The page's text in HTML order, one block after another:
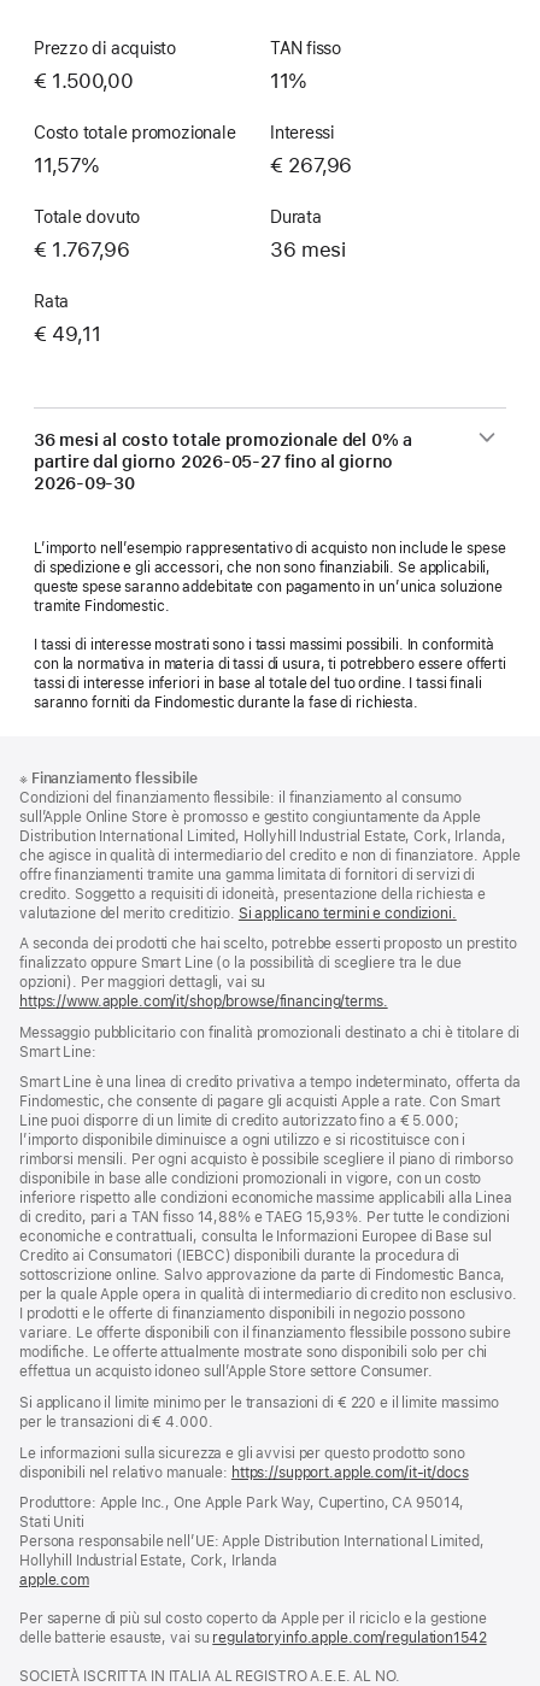
Prezzo di acquisto
€ 1.500,00
TAN fisso
11%
Costo totale promozionale
11,57%
Interessi
€ 267,96
Totale dovuto
€ 1.767,96
Durata
36 mesi
Rata
€ 49,11
36 mesi al costo totale promozionale del 0% a
partire dal giorno 2026-05-27fino al giorno
2026-09-30
L’importo nell’esempio rappresentativo di acquisto non include le spese
di spedizione e gli accessori, che non sono finanziabili. Se applicabili,
queste spese saranno addebitate con pagamento in un’unica soluzione
tramite Findomestic.
I tassi di interesse mostrati sono i tassi massimi possibili. In conformità
con la normativa in materia di tassi di usura, ti potrebbero essere offerti
tassi di interesse inferiori in base al totale del tuo ordine. I tassi finali
saranno forniti da Findomestic durante la fase di richiesta.
di
pagina
a
piè
di
pagina
※ Finanziamento flessibile
Condizioni del finanziamento flessibile: il finanziamento al consumo
sull’Apple Online Store è promosso e gestito congiuntamente da Apple
Distribution International Limited, Hollyhill Industrial Estate, Cork, Irlanda,
che agisce in qualità di intermediario del credito e non di finanziatore. Apple
offre finanziamenti tramite una gamma limitata di fornitori di servizi di
credito. Soggetto a requisiti di idoneità, presentazione della richiesta e
valutazione del merito creditizio. Si applicano termini e condizioni.
A seconda dei prodotti che hai scelto, potrebbe esserti proposto un prestito
finalizzato oppure Smart Line (o la possibilità di scegliere tra le due
opzioni). Per maggiori dettagli, vai su
https://www.apple.com/it/shop/browse/financing/terms.
Messaggio pubblicitario con finalità promozionali destinato a chi è titolare di
Smart Line:
Smart Line è una linea di credito privativa a tempo indeterminato, offerta da
Findomestic, che consente di pagare gli acquisti Apple a rate. Con Smart
Line puoi disporre di un limite di credito autorizzato fino a € 5.000;
l’importo disponibile diminuisce a ogni utilizzo e si ricostituisce con i
rimborsi mensili. Per ogni acquisto è possibile scegliere il piano di rimborso
disponibile in base alle condizioni promozionali in vigore, con un costo
inferiore rispetto alle condizioni economiche massime applicabili alla Linea
di credito, pari a TAN fisso 14,88% e TAEG 15,93%. Per tutte le condizioni
economiche e contrattuali, consulta le Informazioni Europee di Base sul
Credito ai Consumatori (IEBCC) disponibili durante la procedura di
sottoscrizione online. Salvo approvazione da parte di Findomestic Banca,
per la quale Apple opera in qualità di intermediario di credito non esclusivo.
I prodotti e le offerte di finanziamento disponibili in negozio possono
variare. Le offerte disponibili con il finanziamento flessibile possono subire
modifiche. Le offerte attualmente mostrate sono disponibili solo per chi
effettua un acquisto idoneo sull’Apple Store settore Consumer.
Si applicano il limite minimo per le transazioni di € 220 e il limite massimo
per le transazioni di € 4.000.
Le informazioni sulla sicurezza e gli avvisi per questo prodotto sono
disponibili nel relativo manuale: https://support.apple.com/it-it/docs(si
finestra)
Produttore: Apple Inc., One Apple Park Way, Cupertino, CA 95014,
Stati Uniti
Persona responsabile nell’UE: Apple Distribution International Limited,
Hollyhill Industrial Estate, Cork, Irlanda
apple.com(si
una
nuova
Per saperne di più sul costo coperto da Apple per il riciclo e la gestione
delle batterie esauste, vai su regulatoryinfo.apple.com/regulation1542(si
SOCIETÀ ISCRITTA IN ITALIA AL REGISTRO A.E.E. AL NO.